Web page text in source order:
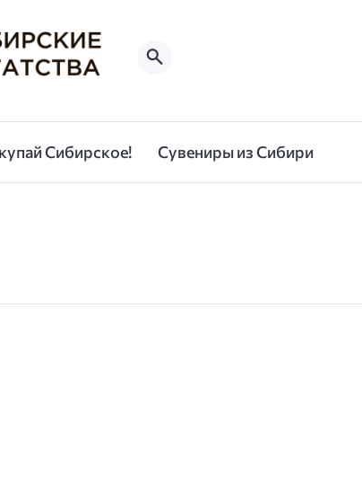
Сибирское! Сувениры из Сибири